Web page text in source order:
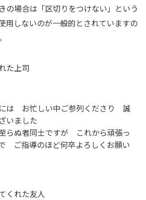
の場合は「区切りをつけない」という
用しないのが一般的とされていますの
た上司
には お忙しい中ご参列くださり 誠
いました
らぬ者同士ですが これから頑張っ
ご指導のほど何卒よろしくお願い
くれた友人